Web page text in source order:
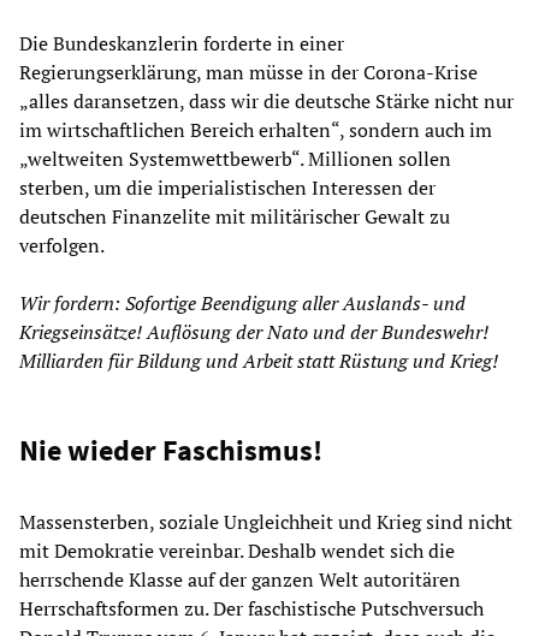
Die Bundeskanzlerin forderte in einer
Regierungserklärung, man müsse in der Corona-Krise
„alles daransetzen, dass wir die deutsche Stärke nicht nur
im wirtschaftlichen Bereich erhalten“, sondern auch im
„weltweiten Systemwettbewerb“. Millionen sollen
sterben, um die imperialistischen Interessen der
deutschen Finanzelite mit militärischer Gewalt zu
verfolgen.
Wir fordern: Sofortige Beendigung aller Auslands- und
Kriegseinsätze! Auflösung der Nato und der Bundeswehr!
Milliarden für Bildung und Arbeit statt Rüstung und Krieg!
Nie wieder Faschismus!
Massensterben, soziale Ungleichheit und Krieg sind nicht
mit Demokratie vereinbar. Deshalb wendet sich die
herrschende Klasse auf der ganzen Welt autoritären
Herrschaftsformen zu. Der faschistische Putschversuch